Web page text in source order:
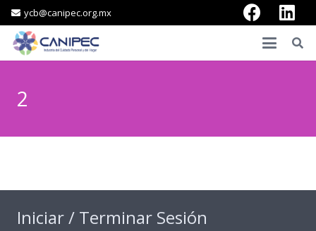
ycb@canipec.org.mx
2
Iniciar / Terminar Sesión